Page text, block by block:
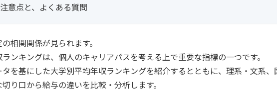
意点と、よくある質問
相関関係が見られます。
ンキングは、個人のキャリアパスを考える上で重要な指標の一つです。
を基にした大学別平均年収ランキングを紹介するとともに、理系・文系、
り口から給与の違いを比較・分析します。